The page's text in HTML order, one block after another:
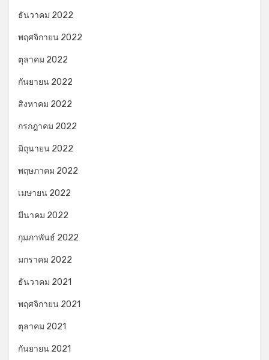
ธันวาคม 2022
พฤศจิกายน 2022
ตุลาคม 2022
กันยายน 2022
สิงหาคม 2022
กรกฎาคม 2022
มิถุนายน 2022
พฤษภาคม 2022
เมษายน 2022
มีนาคม 2022
กุมภาพันธ์ 2022
มกราคม 2022
ธันวาคม 2021
พฤศจิกายน 2021
ตุลาคม 2021
กันยายน 2021